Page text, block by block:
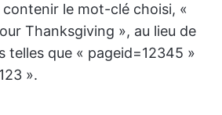
contenir le mot-clé choisi, «
Thanksgiving », au lieu de
telles que « pageid=12345 »
».